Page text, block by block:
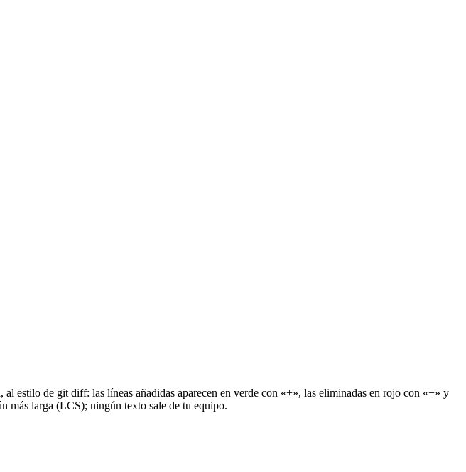
estilo de git diff: las líneas añadidas aparecen en verde con «+», las eliminadas en rojo con «−» y
más larga (LCS); ningún texto sale de tu equipo.